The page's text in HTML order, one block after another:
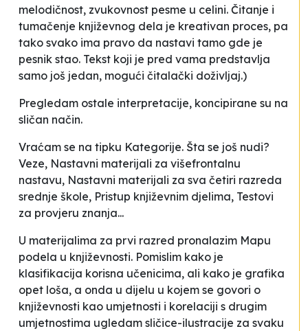
melodičnost, zvukovnost pesme u celini. Čitanje i
tumačenje književnog dela je kreativan proces, pa
tako svako ima pravo da nastavi tamo gde je
pesnik stao. Tekst koji je pred vama predstavlja
samo još jedan, mogući čitalački doživljaj.)
Pregledam ostale interpretacije, koncipirane su na
sličan način.
Vraćam se na tipku Kategorije. Šta se još nudi?
Veze, Nastavni materijali za višefrontalnu
nastavu, Nastavni materijali za sva četiri razreda
srednje škole, Pristup književnim djelima, Testovi
za provjeru znanja...
U materijalima za prvi razred pronalazim Mapu
podela u književnosti. Pomislim kako je
klasifikacija korisna učenicima, ali kako je grafika
opet loša, a onda u dijelu u kojem se govori o
književnosti kao umjetnosti i korelaciji s drugim
umjetnostima ugledam sličice-ilustracije za svaku